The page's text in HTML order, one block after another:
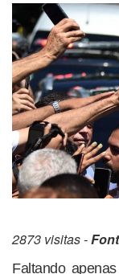
2873 visitas -
Faltando